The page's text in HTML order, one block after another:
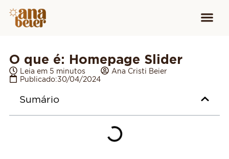
O que é: Homepage Slider
Leia em 5 minutos
Ana Cristi Beier
Publicado:30/04/2024
Sumário